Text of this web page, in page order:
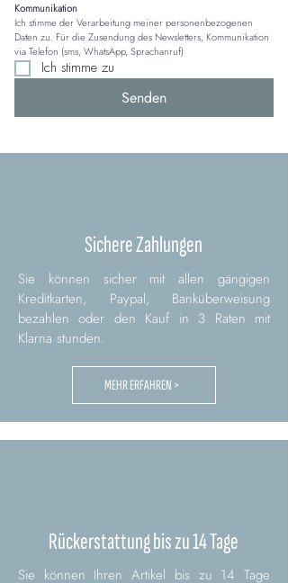
Kommunikation
Ich stimme der Verarbeitung meiner personenbezogenen
Daten zu. Für die Zusendung des Newsletters, Kommunikation
via Telefon (sms, WhatsApp, Sprachanruf)
Ich stimme zu
Senden
Sichere Zahlungen
Sie können sicher mit allen gängigen
Kreditkarten, Paypal, Banküberweisung
bezahlen oder den Kauf in 3 Raten mit
Klarna stunden.
MEHR ERFAHREN >
Rückerstattung bis zu 14 Tage
Sie können Ihren Artikel bis zu 14 Tage